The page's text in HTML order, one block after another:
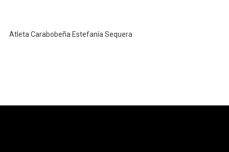
Atleta Carabobeña Estefanía Sequera